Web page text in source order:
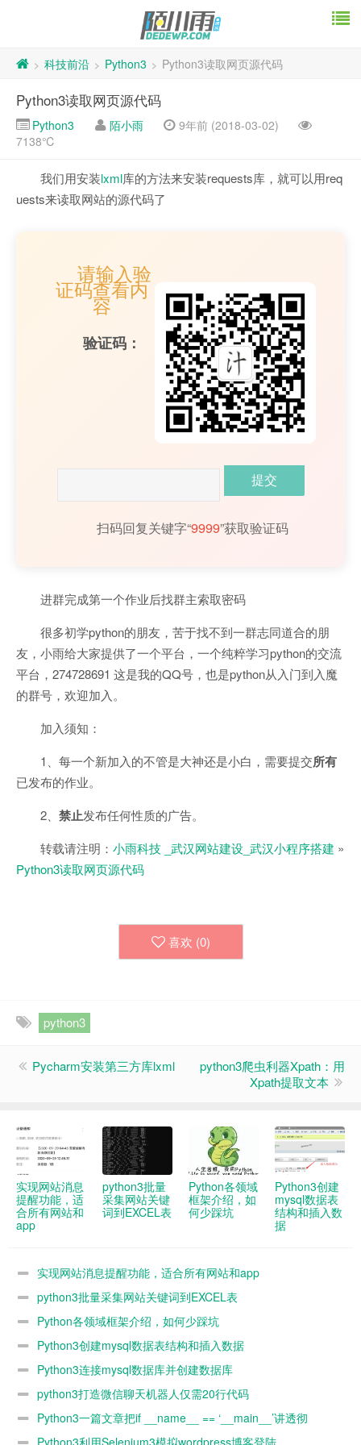
> 科技前沿 > Python3 > Python3读取网页源代码
Python3读取网页源代码
Python3 陌小雨
9年前 (2018-03-02)
7138℃
我们用安装lxml库的方法来安装requests库，就可以用req
uests来读取网站的源代码了
请输入验
证码查看内
容
验证码：
扫码回复关键字“9999”获取验证码
进群完成第一个作业后找群主索取密码
很多初学python的朋友，苦于找不到一群志同道合的朋
友，小雨给大家提供了一个平台，一个纯粹学习python的交流
平台，274728691 这是我的QQ号，也是python从入门到入魔
的群号，欢迎加入。
加入须知：
1、每一个新加入的不管是大神还是小白，需要提交所有
已发布的作业。
2、 禁止发布任何性质的广告。
转载请注明： 小雨科技 _武汉网站建设_武汉小程序搭建 »
Python3读取网页源代码
喜欢 (0)
python3
Pycharm安装第三方库lxml
python3爬虫利器Xpath：用
Xpath提取文本
实现网站消息
提醒功能，适
合所有网站和
app
python3批量
采集网站关键
词到EXCEL表
Python各领域
框架介绍，如
何少踩坑
Python3创建
mysql数据表
结构和插入数
据
实现网站消息提醒功能，适合所有网站和app
python3批量采集网站关键词到EXCEL表
Python各领域框架介绍，如何少踩坑
Python3创建mysql数据表结构和插入数据
Python3连接mysql数据库并创建数据库
python3打造微信聊天机器人仅需20行代码
Python3一篇文章把if __name__ == ‘__main__’讲透彻